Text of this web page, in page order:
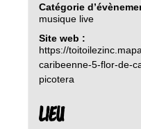
Catégorie
musique live
Site web :
https://
caribeenne-5-flor-de-
picotera
LIEU